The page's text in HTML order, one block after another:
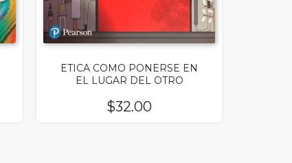
ETICA COMO PONERSE EN
EL LUGAR DEL OTRO
$32.00